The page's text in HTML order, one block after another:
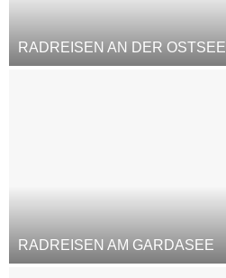
RADREISEN AN DER OSTSEE
RADREISEN AM GARDASEE